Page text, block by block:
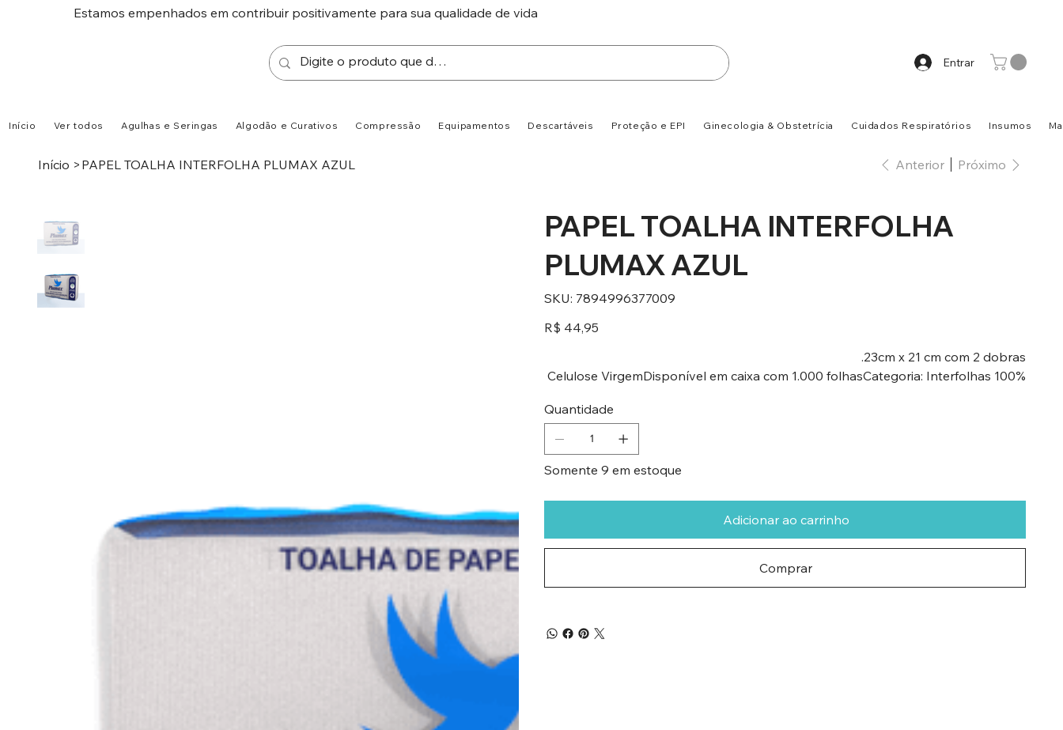
Estamos empenhados em contribuir positivamente para sua qualidade de vida
Entrar
Início Ver todos Agulhas e Seringas Algodão e Curativos Compressão Equipamentos Descartáveis Proteção e EPI Ginecologia & Obstetrícia Cuidados Respiratórios Insumos
Início > PAPEL TOALHA INTERFOLHA PLUMAX AZUL Anterior Próximo
PAPEL TOALHA INTERFOLHA
PLUMAX AZUL
SKU: SKU
7894996377009
7894996377009
Preço
R$ 44,95
23cm x 21 cm com 2 dobras.
100% Celulose VirgemDisponível em caixa com 1.000 folhasCategoria: Interfolhas
Quantidade
Somente 9 em estoque
Adicionar ao carrinho
Comprar